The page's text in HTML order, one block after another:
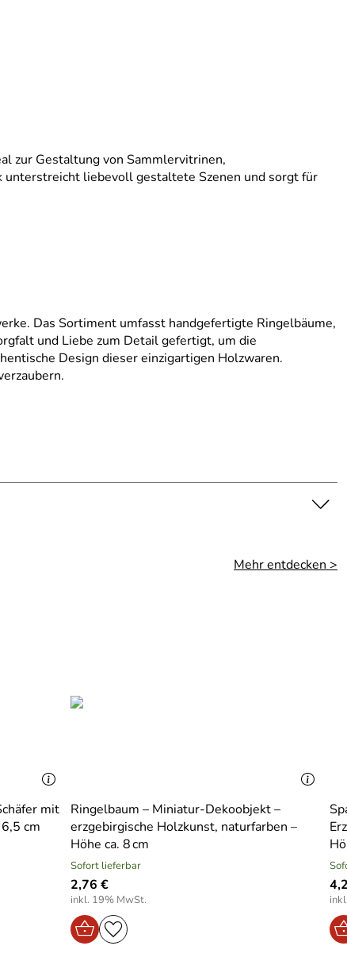
zur Gestaltung von Sammlervitrinen,
liebevoll gestaltete Szenen und sorgt für
Das Sortiment umfasst handgefertigte Ringelbäume,
und Liebe zum Detail gefertigt, um die
Design dieser einzigartigen Holzwaren.
Mehr entdecken >
mit
cm
Ringelbaum – Miniatur‑Dekoobjekt –
erzgebirgische Holzkunst, naturfarben –
Höhe ca. 8 cm
Sofort lieferbar
2,76 €
inkl. 19% MwSt.